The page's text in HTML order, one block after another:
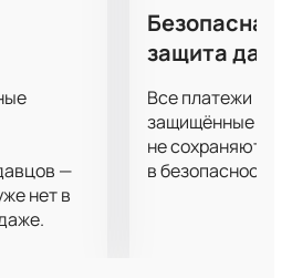
сборной Востока.
и эмоций от игры
звезд вы можете, купив
вызова Молодежной
это можно просто и
этого сайта. Только не
– самые лучшие места
—
нет в
Безопасная
защита
Все платежи
защищённые
не сохраняются
в безопасности.